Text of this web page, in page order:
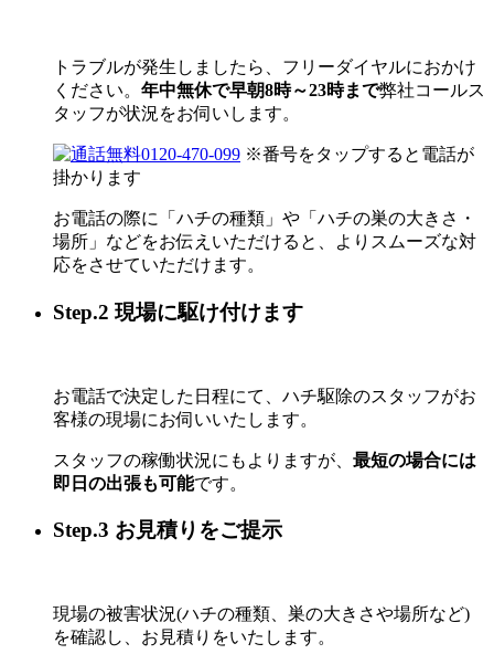
トラブルが発生しましたら、フリーダイヤルにおかけ
ください。 年中無休で早朝8時～23時まで弊社コールス
タッフが状況をお伺いします。
0120-470-099 ※番号をタップすると電話が
掛かります
お電話の際に「ハチの種類」や「ハチの巣の大きさ・
場所」などをお伝えいただけると、よりスムーズな対
応をさせていただけます。
Step.2 現場に駆け付けます
お電話で決定した日程にて、ハチ駆除のスタッフがお
客様の現場にお伺いいたします。
スタッフの稼働状況にもよりますが、 最短の場合には
即日の出張も可能です。
Step.3 お見積りをご提示
現場の被害状況(ハチの種類、巣の大きさや場所など)
を確認し、お見積りをいたします。